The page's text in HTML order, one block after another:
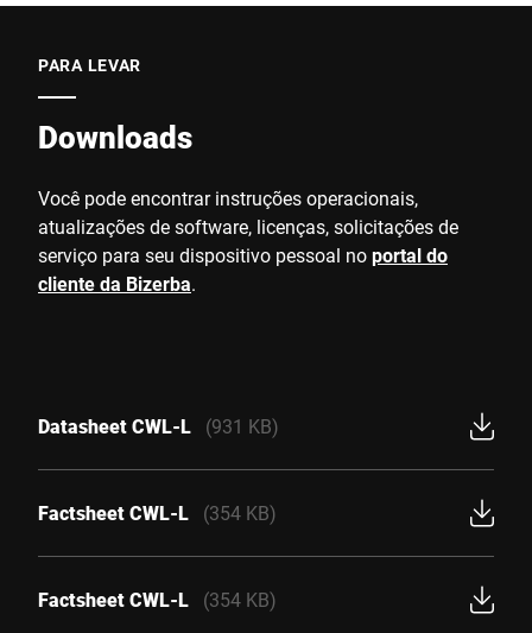
PARA LEVAR
Downloads
Você pode encontrar instruções operacionais,
atualizações de software, licenças, solicitações de
serviço para seu dispositivo pessoal noportal do
cliente da Bizerba.
Datasheet CWL-L (931 KB)
Factsheet CWL-L (354 KB)
Factsheet CWL-L (354 KB)